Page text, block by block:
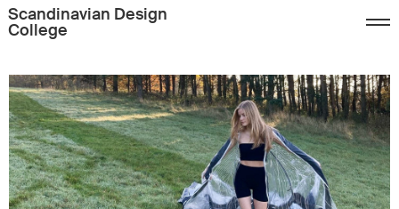
Scandinavian Design
College